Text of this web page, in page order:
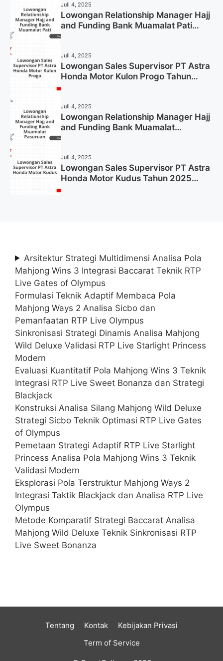
Juli 4, 2025
Lowongan Relationship Manager Hajj
and Funding Bank Muamalat Pati
Juli 4, 2025
Lowongan Sales Supervisor PT Astra
Honda Motor Kulon Progo Tahun
Juli 4, 2025
Lowongan Relationship Manager Hajj
and Funding Bank Muamalat
Juli 4, 2025
Lowongan Sales Supervisor PT Astra
Honda Motor Kudus Tahun 2025
Arsitektur Strategi Multidimensi Analisa Pola
Mahjong Wins 3 Integrasi Baccarat Teknik RTP
Live Gates of Olympus
Formulasi Teknik Adaptif Membaca Pola
Mahjong Ways 2 Analisa Sicbo dan
Pemanfaatan RTP Live Olympus
Sinkronisasi Strategi Dinamis Analisa Mahjong
Wild Deluxe Validasi RTP Live Starlight Princess
Modern
Evaluasi Kuantitatif Pola Mahjong Wins 3 Teknik
Integrasi RTP Live Sweet Bonanza dan Strategi
Blackjack
Konstruksi Analisa Silang Mahjong Wild Deluxe
Strategi Sicbo Teknik Optimasi RTP Live Gates
of Olympus
Pemetaan Strategi Adaptif RTP Live Starlight
Princess Analisa Pola Mahjong Wins 3 Teknik
Validasi Modern
Eksplorasi Pola Terstruktur Mahjong Ways 2
Integrasi Taktik Blackjack dan Analisa RTP Live
Olympus
Metode Komparatif Strategi Baccarat Analisa
Mahjong Wild Deluxe Teknik Sinkronisasi RTP
Live Sweet Bonanza
Tentang Kontak
Kebijakan Privasi
Term of Service